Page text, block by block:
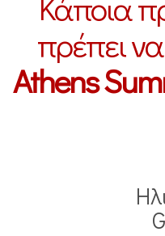
πρέπει να
Athens